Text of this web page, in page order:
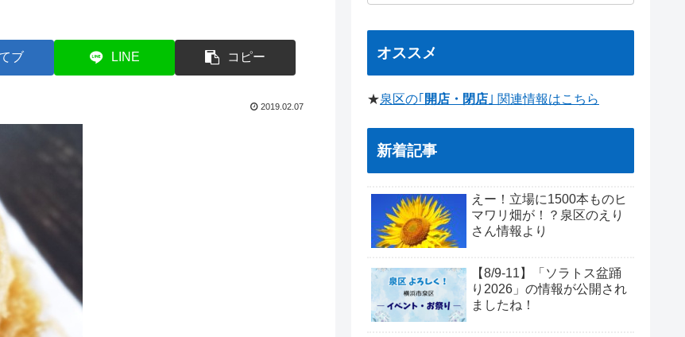
ブ LINE コピー
2019.02.07
オススメ
★泉区の｢ 開店・閉店 ｣ 関連情報はこちら
新着記事
えー！立場に1500本ものヒ
マワリ畑が！？泉区のえり
さん情報より
【8/9-11】「ソラトス盆踊
り2026」の情報が公開され
ましたね！